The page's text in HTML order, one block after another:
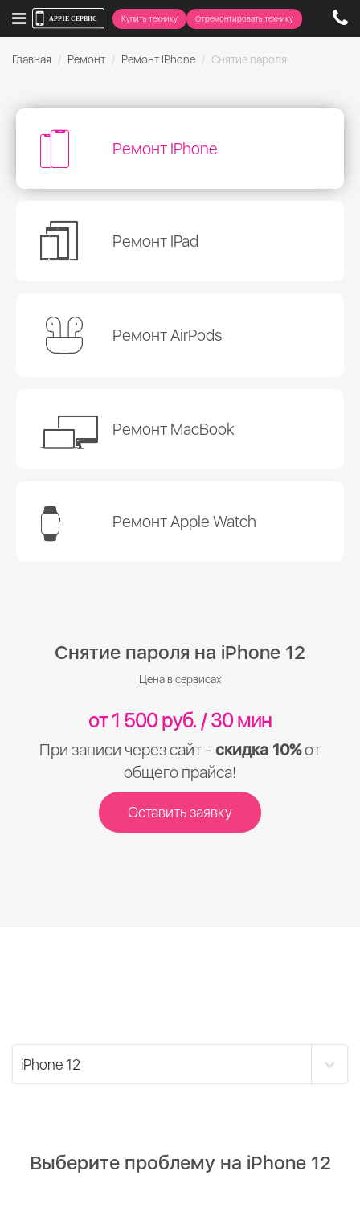
Купить технику Отремонтировать технику
Главная Ремонт Ремонт IPhone Снятие пароля
Ремонт IPhone
Ремонт IPad
Ремонт AirPods
Ремонт MacBook
Ремонт Apple Watch
Снятие пароля на iPhone 12
Цена в сервисах
от 1 500 руб. / 30 мин
При записи через сайт - скидка 10%от
общего прайса!
Оставить заявку
Выберите проблему на iPhone 12